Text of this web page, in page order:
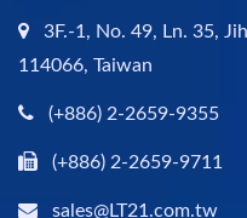
3F.-1, No. 49, Ln. 35,
114066, Taiwan
(+886) 2-2659-9355
(+886) 2-2659-9711
sales@LT21.com.tw